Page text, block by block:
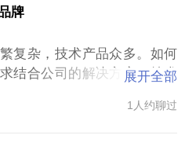
牌
复杂，技术产品众多。如何
结合公司的解决方案、技术
深入思考和探讨。
展开全部
1人约聊过